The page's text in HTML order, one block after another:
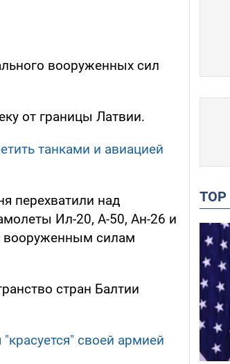
вооруженных сил
от границы Латвии.
танками и авиацией
перехватили над
Ил-20, А-50, Ан-26 и
вооруженным силам
стран Балтии
своей армией